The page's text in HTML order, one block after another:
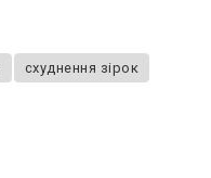
схуднення зірок